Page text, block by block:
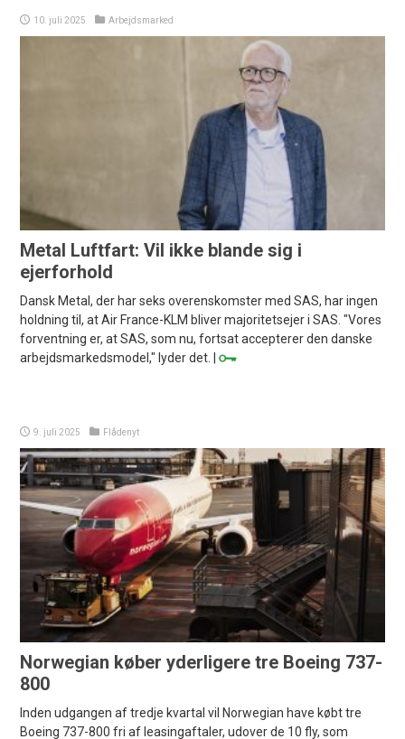
10. juli 2025 Arbejdsmarked
Metal Luftfart: Vil ikke blande sig i
ejerforhold
Dansk Metal, der har seks overenskomster med SAS, har ingen
holdning til, at Air France-KLM bliver majoritetsejer i SAS. "Vores
forventning er, at SAS, som nu, fortsat accepterer den danske
arbejdsmarkedsmodel," lyder det. |
9. juli 2025 Flådenyt
Norwegian køber yderligere tre Boeing 737-
800
Inden udgangen af tredje kvartal vil Norwegian have købt tre
Boeing 737-800 fri af leasingaftaler, udover de 10 fly, som